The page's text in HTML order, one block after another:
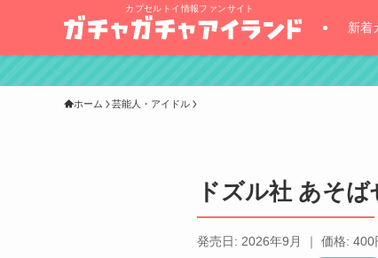
カプセルトイ情報ファンサイト
新着
ホーム 芸能人・アイドル
ドズル社 あそば
発売日: 2026年9月 ｜ 価格: 400